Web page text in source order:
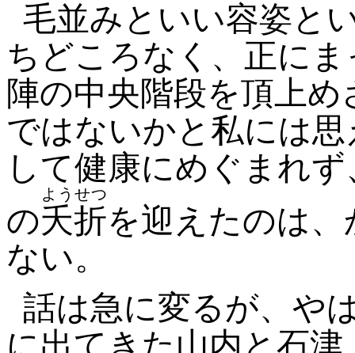
毛並みといい容姿と
ちどころなく、正に
陣の中央階段を頂上
ではないかと私には
して健康にめぐまれ
の夭折
ようせつ
を迎えたのは、
ない。
話は急に変るが、や
に出てきた山内と石